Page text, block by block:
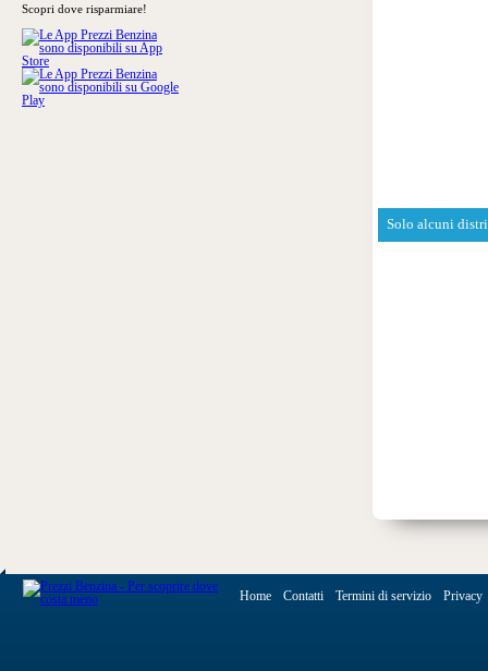
Scopri dove risparmiare!
Solo alcuni
Home Contatti Termini di servizio Privacy